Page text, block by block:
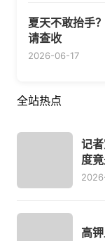
夏天不敢抬手
请查收
2026-06-17
全站热点
记
度
高